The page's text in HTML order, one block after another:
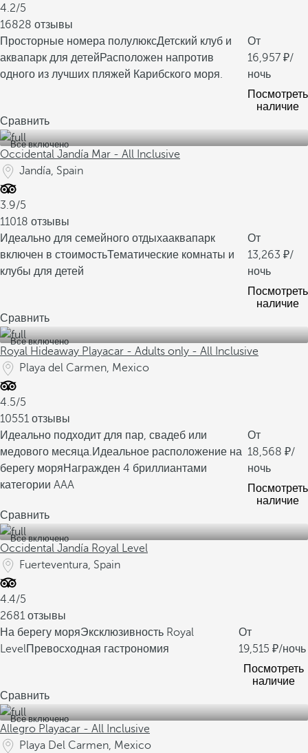
4.2/5
16828 отзывы
Просторные номера полулюксДетский клуб и
аквапарк для детейРасположен напротив
одного из лучших пляжей Карибского моря.
От
16,957
/
ночь
Посмотреть
наличие
Сравнить
Все включено
Occidental Jandía Mar - All Inclusive
Jandía, Spain
3.9/5
11018 отзывы
Идеально для семейного отдыхааквапарк
включен в стоимостьТематические комнаты и
клубы для детей
От
13,263
/
ночь
Посмотреть
наличие
Сравнить
Все включено
Royal Hideaway Playacar - Adults only - All Inclusive
Playa del Carmen, Mexico
4.5/5
10551 отзывы
Идеально подходит для пар, свадеб или
медового месяца.Идеальное расположение на
берегу моряНагражден 4 бриллиантами
категории AAA
От
18,568
/
ночь
Посмотреть
наличие
Сравнить
Все включено
Occidental Jandía Royal Level
Fuerteventura, Spain
4.4/5
2681 отзывы
На берегу моряЭксклюзивность Royal
LevelПревосходная гастрономия
От
19,515
/ночь
Посмотреть
наличие
Сравнить
Все включено
Allegro Playacar - All Inclusive
Playa Del Carmen, Mexico